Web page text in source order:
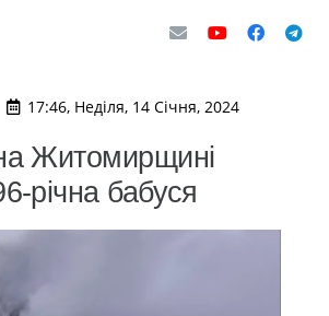
17:46, Неділя, 14 Січня, 2024
Житомирщині
річна бабуся